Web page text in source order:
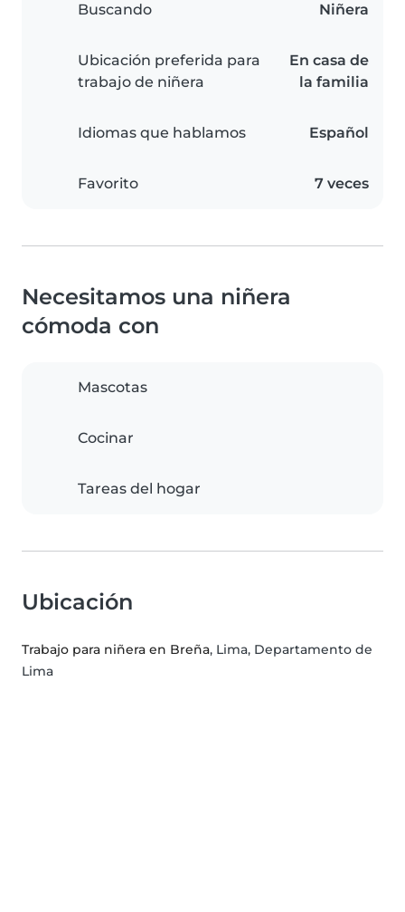
Buscando Niñera
Ubicación preferida para
trabajo de niñera
En casa de
la familia
Idiomas que hablamos Español
Favorito 7 veces
Necesitamos una niñera
cómoda con
Mascotas
Cocinar
Tareas del hogar
Ubicación
Trabajo para niñera en Breña, Lima, Departamento de
Lima